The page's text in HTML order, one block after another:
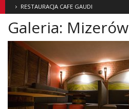
RESTAURACJA CAFE GAUDI
Galeria: Mizerów